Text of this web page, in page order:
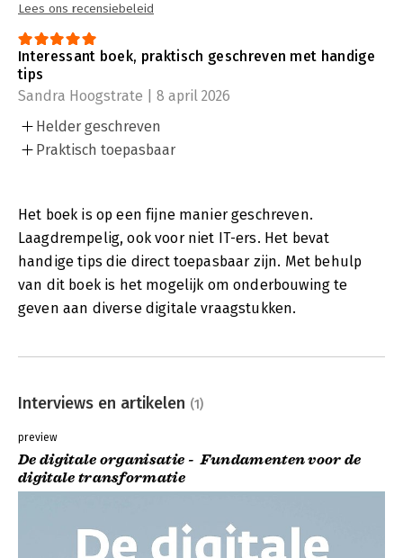
Lees ons recensiebeleid
Interessant boek, praktisch geschreven met handige
tips
Sandra Hoogstrate | 8 april 2026
Helder geschreven
Praktisch toepasbaar
Het boek is op een fijne manier geschreven.
Laagdrempelig, ook voor niet IT-ers. Het bevat
handige tips die direct toepasbaar zijn. Met behulp
van dit boek is het mogelijk om onderbouwing te
geven aan diverse digitale vraagstukken.
Interviews en artikelen (1)
preview
De digitale organisatie - Fundamenten voor de
digitale transformatie